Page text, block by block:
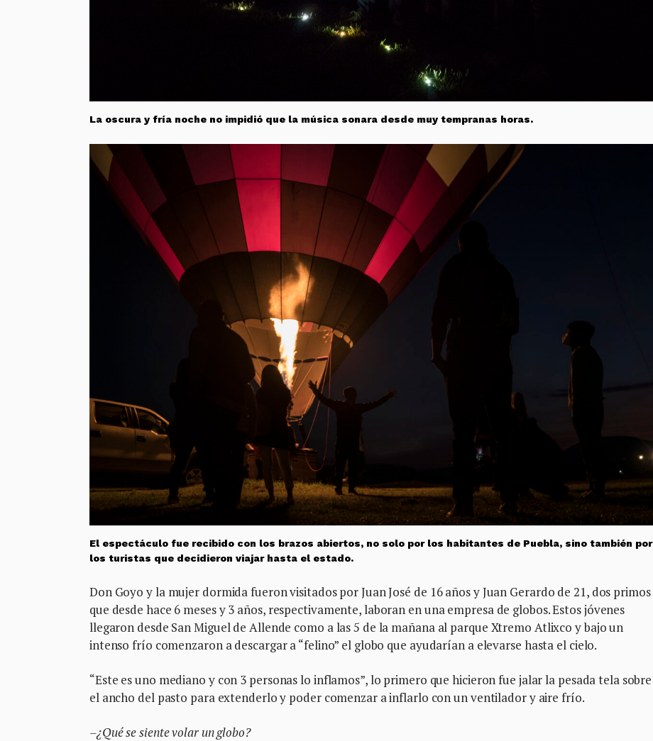
La oscura y fría noche no impidió que la música sonara desde muy tempranas horas.
El espectáculo fue recibido con los brazos abiertos, no solo por los habitantes de Puebla, sino también por
los turistas que decidieron viajar hasta el estado.
Don Goyo y la mujer dormida fueron visitados por Juan José de 16 años y Juan Gerardo de 21, dos primos
que desde hace 6 meses y 3 años, respectivamente, laboran en una empresa de globos. Estos jóvenes
llegaron desde San Miguel de Allende como a las 5 de la mañana al parque Xtremo Atlixco y bajo un
intenso frío comenzaron a descargar a “felino” el globo que ayudarían a elevarse hasta el cielo.
“Este es uno mediano y con 3 personas lo inflamos”, lo primero que hicieron fue jalar la pesada tela sobre
el ancho del pasto para extenderlo y poder comenzar a inflarlo con un ventilador y aire frío.
–¿Qué se siente volar un globo?